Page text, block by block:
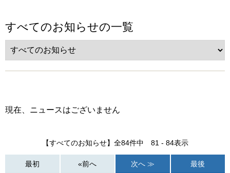
すべてのお知らせの一覧
現在、ニュースはございません
【すべてのお知らせ】全84件中 81 - 84表示
最初 «前へ 次へ ≫ 最後